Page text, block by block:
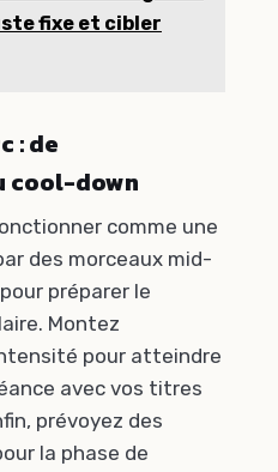
fixe et cibler
: de
cool-down
comme une
des morceaux mid-
préparer le
Montez
pour atteindre
avec vos titres
prévoyez des
la phase de